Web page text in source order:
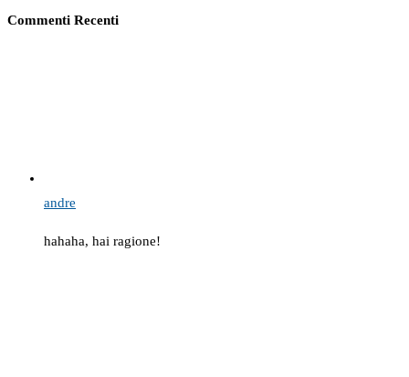
Commenti Recenti
andre
hahaha, hai ragione!